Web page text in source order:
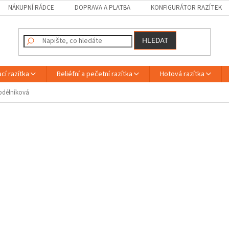
NÁKUPNÍ RÁDCE DOPRAVA A PLATBA KONFIGURÁTOR RAZÍTEK
HLEDAT
razítka Reliéfní a pečetní razítka Hotová razítka